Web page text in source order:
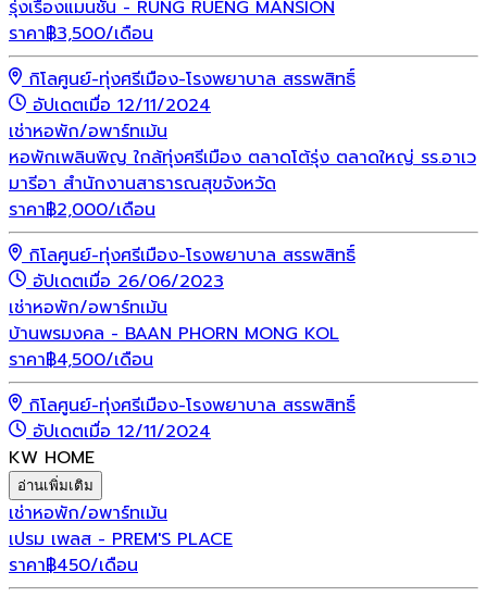
รุ่งเรืองแมนชั่น - RUNG RUENG MANSION
ราคา฿3,500/เดือน
กิโลศูนย์-ทุ่งศรีเมือง-โรงพยาบาล สรรพสิทธิ์
อัปเดตเมื่อ 12/11/2024
เช่าหอพัก/อพาร์ทเม้น
หอพักเพลินพิญ ใกล้ทุ่งศรีเมือง ตลาดโต้รุ่ง ตลาดใหญ่ รร.อาเว
มารีอา สำนักงานสาธารณสุขจังหวัด
ราคา฿2,000/เดือน
กิโลศูนย์-ทุ่งศรีเมือง-โรงพยาบาล สรรพสิทธิ์
อัปเดตเมื่อ 26/06/2023
เช่าหอพัก/อพาร์ทเม้น
บ้านพรมงคล - BAAN PHORN MONG KOL
ราคา฿4,500/เดือน
กิโลศูนย์-ทุ่งศรีเมือง-โรงพยาบาล สรรพสิทธิ์
อัปเดตเมื่อ 12/11/2024
KW HOME
อ่านเพิ่มเติม
เช่าหอพัก/อพาร์ทเม้น
เปรม เพลส - PREM'S PLACE
ราคา฿450/เดือน